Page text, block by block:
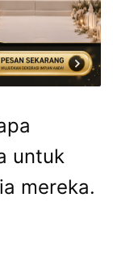
untuk
mereka.